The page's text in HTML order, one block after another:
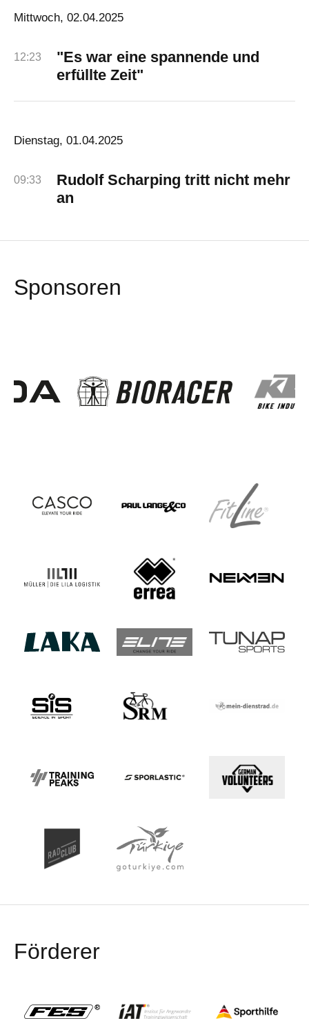
Mittwoch, 02.04.2025
12:23
"Es war eine spannende und
erfüllte Zeit"
Dienstag, 01.04.2025
09:33
Rudolf Scharping tritt nicht mehr
an
Sponsoren
Förderer